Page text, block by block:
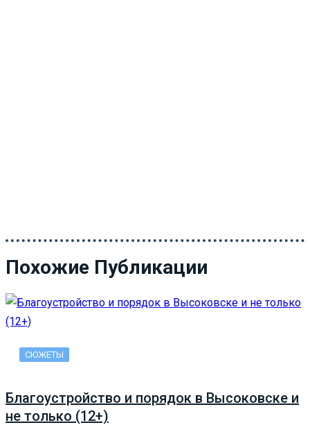
Похожие Публикации
СЮЖЕТЫ
Благоустройство и порядок в Высоковске и
не только (12+)